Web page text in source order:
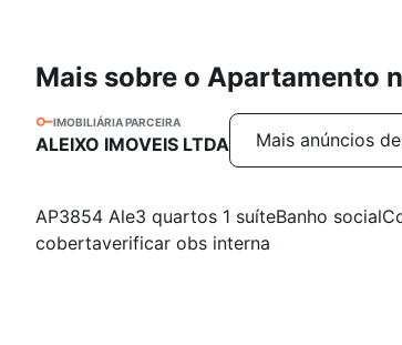
Mais sobre o Apartamento
IMOBILIÁRIA PARCEIRA
ALEIXO IMOVEIS LTDA Mais anúncios
AP3854 Ale3 quartos 1 suíteBanho
cobertaverificar obs interna